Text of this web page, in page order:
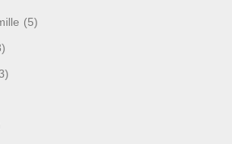
(5)